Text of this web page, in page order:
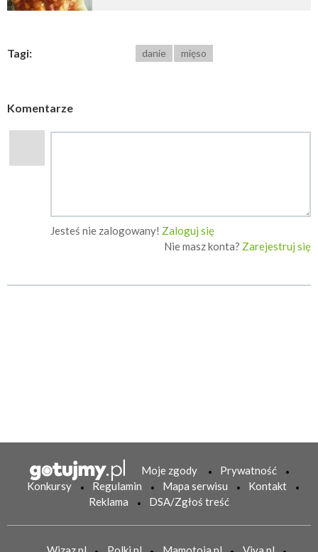
Tagi: danie mięso
Komentarze
Jesteś nie zalogowany! Zaloguj się
Nie masz konta? Zarejestruj się
Moje zgody
Prywatność
Konkursy
Regulamin Mapa serwisu
Kontakt
Reklama
DSA/Zgłoś treść